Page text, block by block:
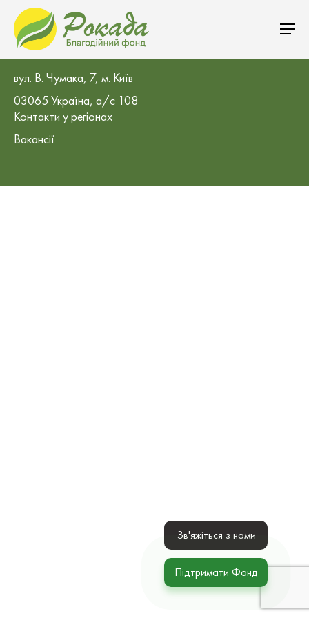
БО «Благодійний фонд «Рокада»
вул. В. Чумака, 7, м. Київ
03065 Україна, а/с 108
Контакти у регіонах
Вакансії
Зв'яжіться з нами
Підтримати Фонд